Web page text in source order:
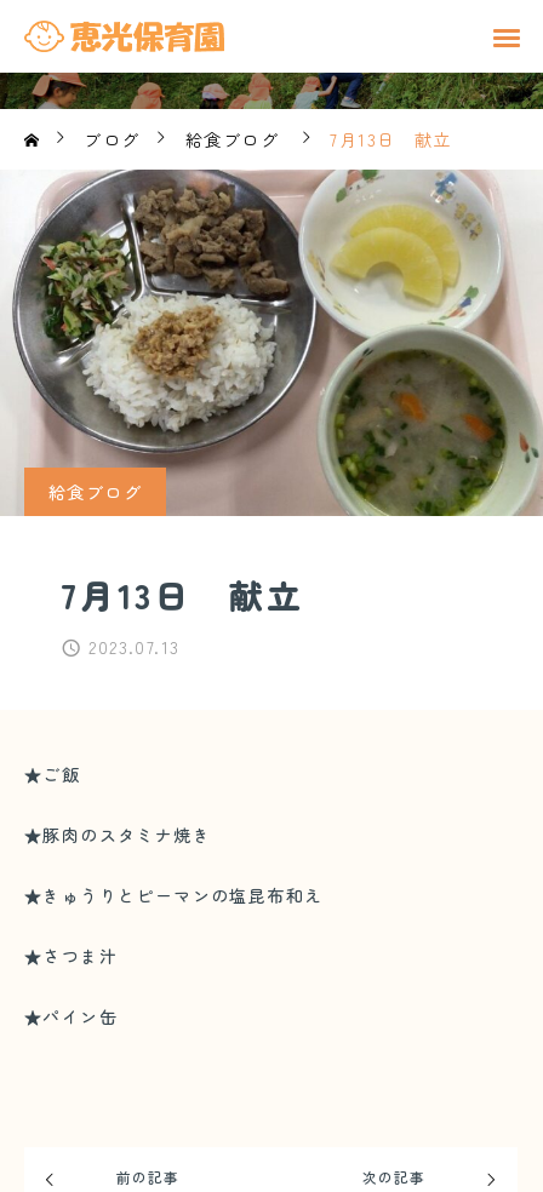
ブログ 給食ブログ 7月13日 献立
給食ブログ
7月13日 献立
2023.07.13
★ご飯
★豚肉のスタミナ焼き
★きゅうりとピーマンの塩昆布和え
★さつま汁
★パイン缶
前の記事 次の記事